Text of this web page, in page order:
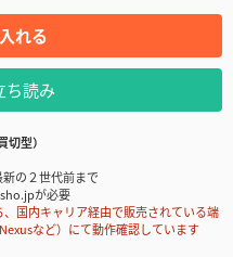
れる
ち読み
型）
の２世代前まで
が必要
国内キャリア経由で販売されている端
など）にて動作確認しています